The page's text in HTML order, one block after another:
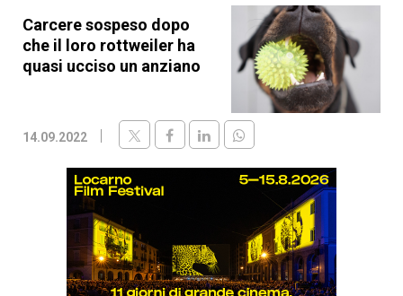
Carcere sospeso dopo
che il loro rottweiler ha
quasi ucciso un anziano
14.09.2022